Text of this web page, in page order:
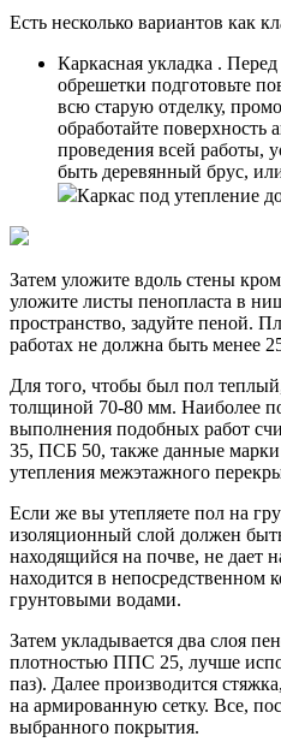
Есть несколько вариантов как
Каркасная укладка .
обрешетки подготовьте
всю старую отделку,
обработайте поверхность
проведения всей работы,
быть деревянный брус,
Каркас под утепление
Затем уложите вдоль стены
уложите листы пенопласта в
пространство, задуйте пеной.
работах не должна быть менее
Для того, чтобы был пол
толщиной 70-80 мм. Наиболее
выполнения подобных работ
35, ПСБ 50, также данные
утепления межэтажного
Если же вы утепляете пол на
изоляционный слой должен
находящийся на почве, не дает
находится в непосредственном
грунтовыми водами.
Затем укладывается два слоя
плотностью ППС 25, лучше
паз). Далее производится
на армированную сетку. Все,
выбранного покрытия.